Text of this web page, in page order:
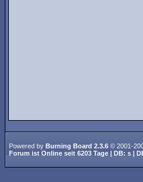
Powered by Burning Board 2.3.6 © 2001-
Forum ist Online seit 6203 Tage | DB: s |